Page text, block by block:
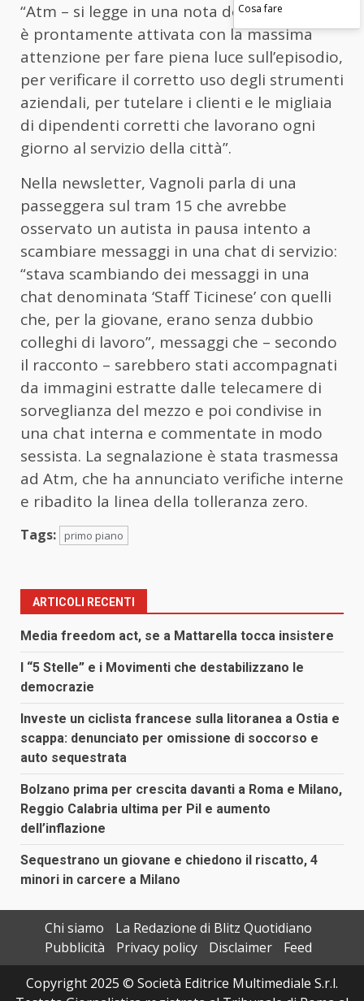
“Atm – si legge in una nota dell’azienda – si
è prontamente attivata con la massima
attenzione per fare piena luce sull’episodio,
per verificare il corretto uso degli strumenti
aziendali, per tutelare i clienti e le migliaia
di dipendenti corretti che lavorano ogni
giorno al servizio della città”.
Nella newsletter, Vagnoli parla di una
passeggera sul tram 15 che avrebbe
osservato un autista in pausa intento a
scambiare messaggi in una chat di servizio:
“stava scambiando dei messaggi in una
chat denominata ‘Staff Ticinese’ con quelli
che, per la giovane, erano senza dubbio
colleghi di lavoro”, messaggi che – secondo
il racconto – sarebbero stati accompagnati
da immagini estratte dalle telecamere di
sorveglianza del mezzo e poi condivise in
una chat interna e commentate in modo
sessista. La segnalazione è stata trasmessa
ad Atm, che ha annunciato verifiche interne
e ribadito la linea della tolleranza zero.
Tags: primo piano
ARTICOLI RECENTI
Media freedom act, se a Mattarella tocca insistere
I “5 Stelle” e i Movimenti che destabilizzano le
democrazie
Investe un ciclista francese sulla litoranea a Ostia e
scappa: denunciato per omissione di soccorso e
auto sequestrata
Bolzano prima per crescita davanti a Roma e Milano,
Reggio Calabria ultima per Pil e aumento
dell’inflazione
Sequestrano un giovane e chiedono il riscatto, 4
minori in carcere a Milano
Chi siamo
La Redazione di Blitz Quotidiano
Pubblicità
Privacy policy Disclaimer
Feed
Copyright 2025 © Società Editrice Multimediale S.r.l.
Cosa fare